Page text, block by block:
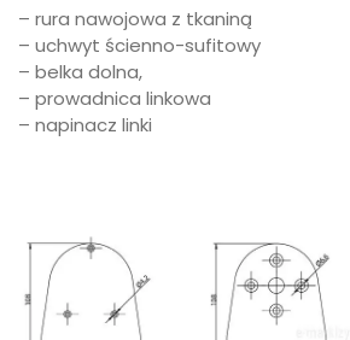
– rura nawojowa z tkaniną
– uchwyt ścienno-sufitowy
– belka dolna,
– prowadnica linkowa
– napinacz linki